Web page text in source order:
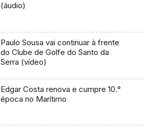
(áudio)
Paulo Sousa vai continuar à frente
do Clube de Golfe do Santo da
Serra (vídeo)
Edgar Costa renova e cumpre 10.°
época no Marítimo